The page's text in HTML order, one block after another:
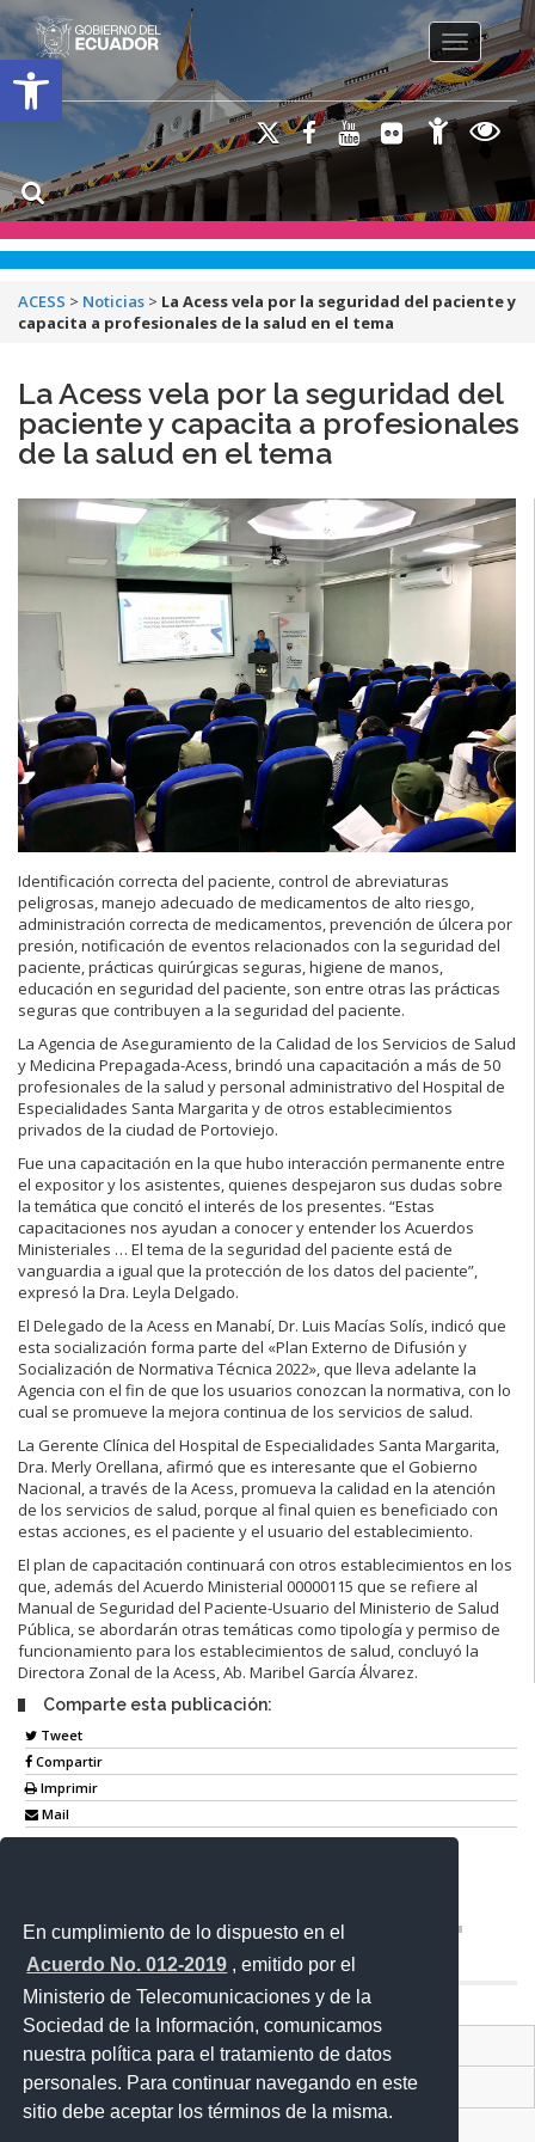
En cumplimiento de lo dispuesto en el
Acuerdo No. 012-2019 , emitido por el
Ministerio de Telecomunicaciones y de la
Sociedad de la Información, comunicamos
nuestra política para el tratamiento de datos
personales. Para continuar navegando en este
sitio debe aceptar los términos de la misma.
Open toolbar
Toggle
ACESS > Noticias > La Acess vela por la seguridad del paciente y
capacita a profesionales de la salud en el tema
La Acess vela por la seguridad del
paciente y capacita a profesionales
de la salud en el tema
Identificación correcta del paciente, control de abreviaturas
peligrosas, manejo adecuado de medicamentos de alto riesgo,
administración correcta de medicamentos, prevención de úlcera por
presión, notificación de eventos relacionados con la seguridad del
paciente, prácticas quirúrgicas seguras, higiene de manos,
educación en seguridad del paciente, son entre otras las prácticas
seguras que contribuyen a la seguridad del paciente.
La Agencia de Aseguramiento de la Calidad de los Servicios de Salud
y Medicina Prepagada-Acess, brindó una capacitación a más de 50
profesionales de la salud y personal administrativo del Hospital de
Especialidades Santa Margarita y de otros establecimientos
privados de la ciudad de Portoviejo.
Fue una capacitación en la que hubo interacción permanente entre
el expositor y los asistentes, quienes despejaron sus dudas sobre
la temática que concitó el interés de los presentes. “Estas
capacitaciones nos ayudan a conocer y entender los Acuerdos
Ministeriales … El tema de la seguridad del paciente está de
vanguardia a igual que la protección de los datos del paciente”,
expresó la Dra. Leyla Delgado.
El Delegado de la Acess en Manabí, Dr. Luis Macías Solís, indicó que
esta socialización forma parte del «Plan Externo de Difusión y
Socialización de Normativa Técnica 2022», que lleva adelante la
Agencia con el fin de que los usuarios conozcan la normativa, con lo
cual se promueve la mejora continua de los servicios de salud.
La Gerente Clínica del Hospital de Especialidades Santa Margarita,
Dra. Merly Orellana, afirmó que es interesante que el Gobierno
Nacional, a través de la Acess, promueva la calidad en la atención
de los servicios de salud, porque al final quien es beneficiado con
estas acciones, es el paciente y el usuario del establecimiento.
El plan de capacitación continuará con otros establecimientos en los
que, además del Acuerdo Ministerial 00000115 que se refiere al
Manual de Seguridad del Paciente-Usuario del Ministerio de Salud
Pública, se abordarán otras temáticas como tipología y permiso de
funcionamiento para los establecimientos de salud, concluyó la
Directora Zonal de la Acess, Ab. Maribel García Álvarez.
Comparte esta publicación:
Tweet
Compartir
Imprimir
Mail
Contacto Ciudadano Digital
Portal Trámites Ciudadanos
Sistema Nacional de Información (SNI)